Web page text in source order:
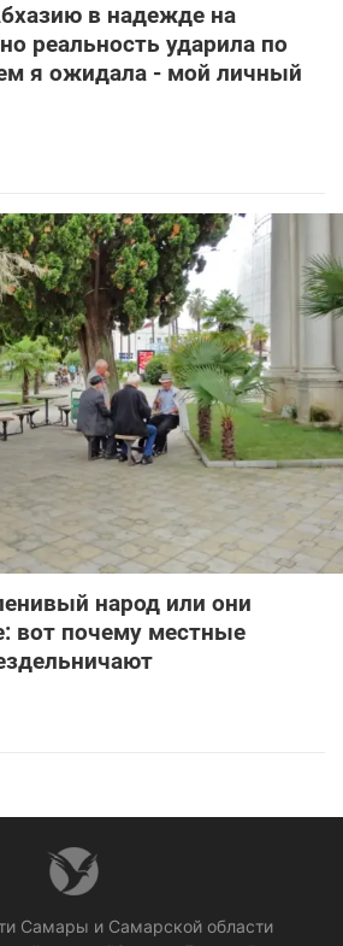
в надежде на
реальность ударила по
я ожидала - мой личный
народ или они
вот почему местные
Самары и Самарской области